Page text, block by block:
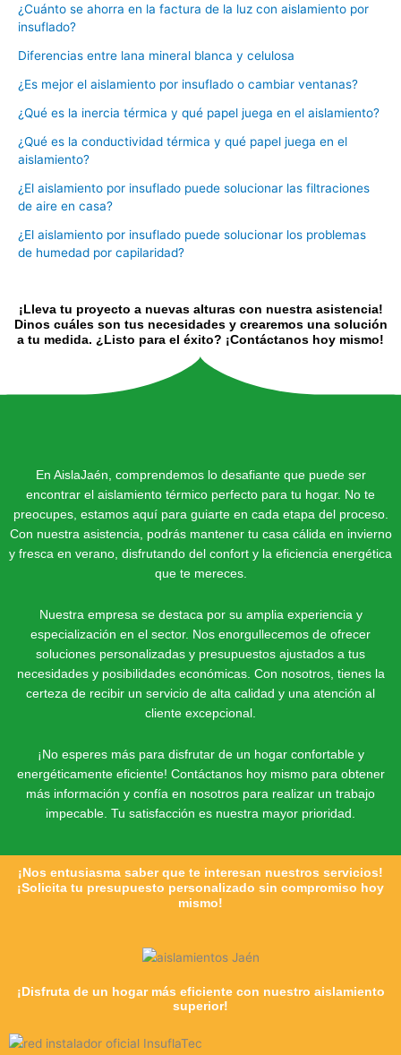
¿Cuánto se ahorra en la factura de la luz con aislamiento por
insuflado?
Diferencias entre lana mineral blanca y celulosa
¿Es mejor el aislamiento por insuflado o cambiar ventanas?
¿Qué es la inercia térmica y qué papel juega en el aislamiento?
¿Qué es la conductividad térmica y qué papel juega en el
aislamiento?
¿El aislamiento por insuflado puede solucionar las filtraciones
de aire en casa?
¿El aislamiento por insuflado puede solucionar los problemas
de humedad por capilaridad?
¡Lleva tu proyecto a nuevas alturas con nuestra asistencia!
Dinos cuáles son tus necesidades y crearemos una solución
a tu medida. ¿Listo para el éxito? ¡Contáctanos hoy mismo!
En AislaJaén, comprendemos lo desafiante que puede ser
encontrar el aislamiento térmico perfecto para tu hogar. No te
preocupes, estamos aquí para guiarte en cada etapa del proceso.
Con nuestra asistencia, podrás mantener tu casa cálida en invierno
y fresca en verano, disfrutando del confort y la eficiencia energética
que te mereces.
Nuestra empresa se destaca por su amplia experiencia y
especialización en el sector. Nos enorgullecemos de ofrecer
soluciones personalizadas y presupuestos ajustados a tus
necesidades y posibilidades económicas. Con nosotros, tienes la
certeza de recibir un servicio de alta calidad y una atención al
cliente excepcional.
¡No esperes más para disfrutar de un hogar confortable y
energéticamente eficiente! Contáctanos hoy mismo para obtener
más información y confía en nosotros para realizar un trabajo
impecable. Tu satisfacción es nuestra mayor prioridad.
¡Nos entusiasma saber que te interesan nuestros servicios!
¡Solicita tu presupuesto personalizado sin compromiso hoy
mismo!
¡Disfruta de un hogar más eficiente con nuestro aislamiento
superior!